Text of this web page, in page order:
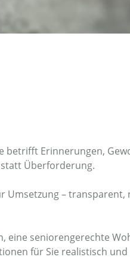
betrifft Erinnerungen,
Überforderung.
–
eine seniorengerechte
für Sie realistisch